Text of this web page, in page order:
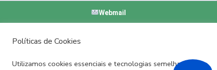
Webmail
Políticas de Cookies
Utilizamos cookies essenciais e tecnologias semelhantes de